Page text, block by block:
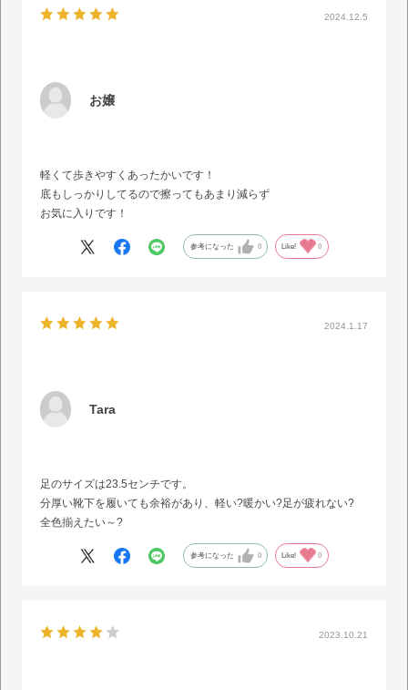
2024.12.5
お嬢
軽くて歩きやすくあったかいです！
底もしっかりしてるので擦ってもあまり減らず
お気に入りです！
参考になった 0 Like! 0
2024.1.17
Tara
足のサイズは23.5センチです。
分厚い靴下を履いても余裕があり、軽い?暖かい?足が疲れない?
全色揃えたい～?
参考になった 0 Like! 0
2023.10.21